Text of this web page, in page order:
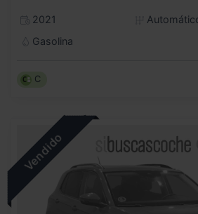
2021
Gasolina
C